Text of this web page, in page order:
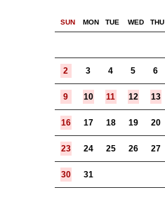
SUN MON TUE WED THU
2 3 4 5 6
9 10 11 12 13
16 17 18 19 20
23 24 25 26 27
30 31